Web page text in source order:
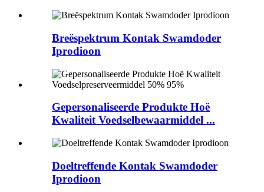
Breëspektrum Kontak Swamdoder
Iprodioon
Gepersonaliseerde Produkte Hoë
Kwaliteit Voedselbewaarmiddel ...
Doeltreffende Kontak Swamdoder
Iprodioon